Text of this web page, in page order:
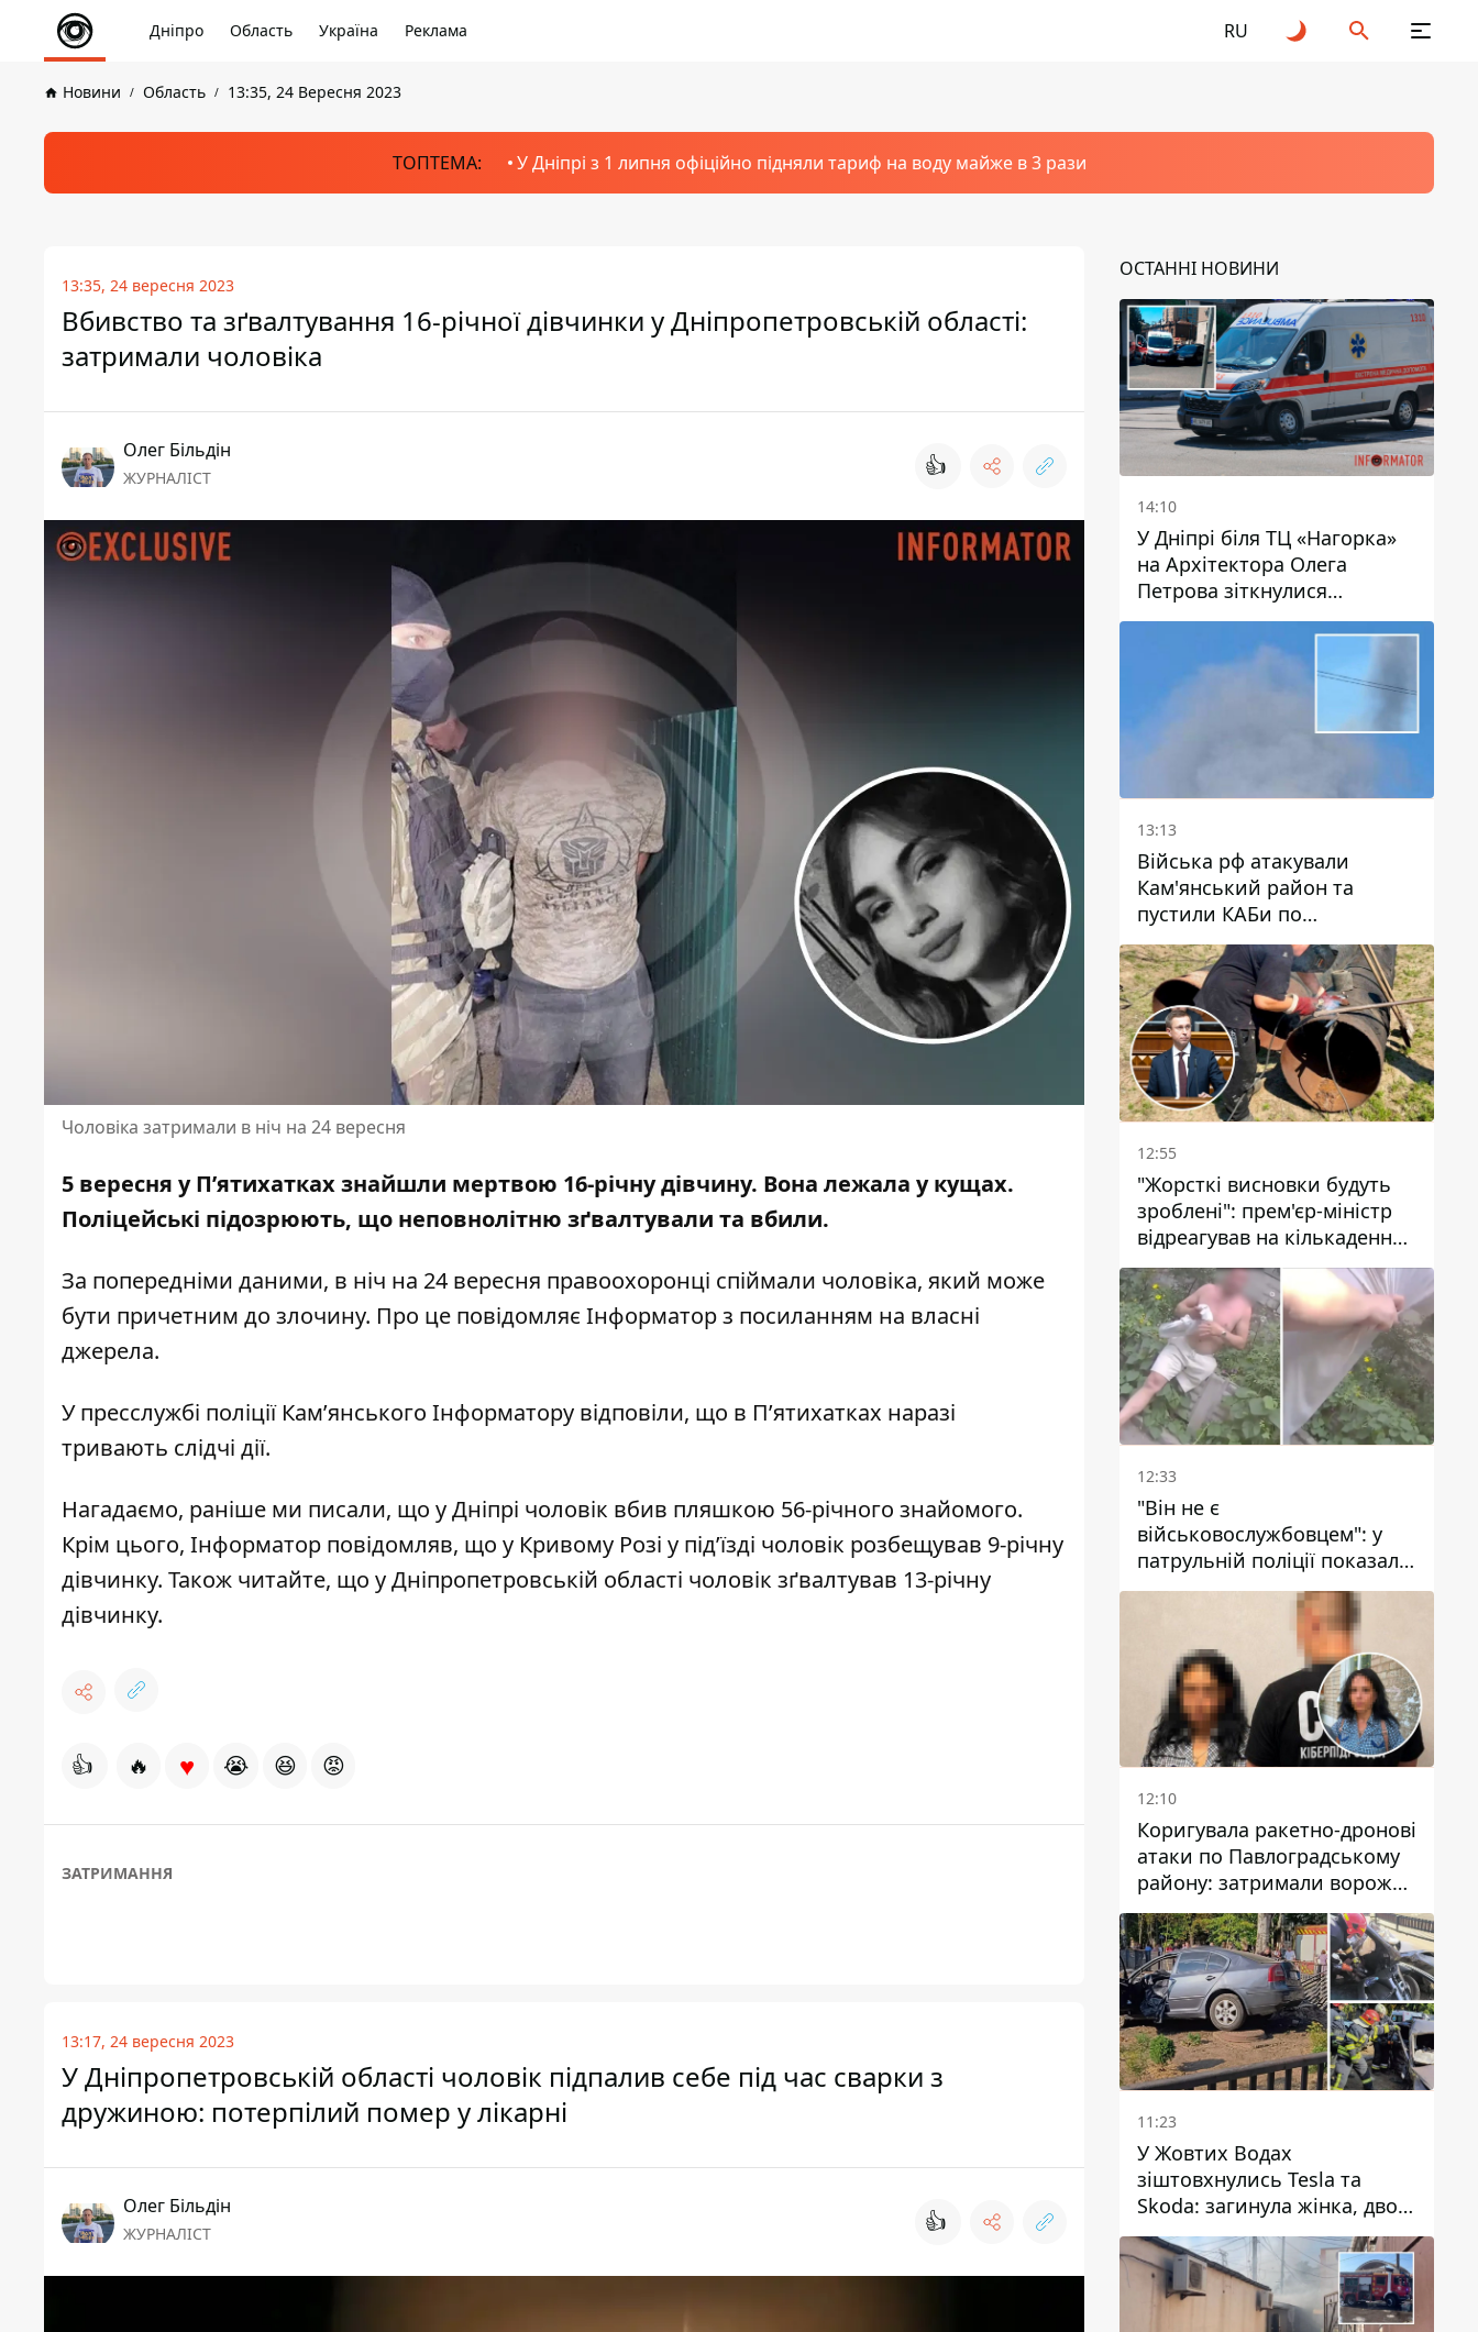
Дніпро Область Україна Реклама RU
Новини Область 13:35, 24 Вересня 2023
ТОПТЕМА: У Дніпрі з 1 липня офіційно підняли тариф на воду майже в 3 рази
13:35, 24 вересня 2023
Вбивство та зґвалтування 16-річної дівчинки у Дніпропетровській області:
затримали чоловіка
Олег Більдін
ЖУРНАЛІСТ 👍
Чоловіка затримали в ніч на 24 вересня
5 вересня у П’ятихаткахзнайшли мертвою 16-річну дівчину. Вона лежала у кущах.
Поліцейські підозрюють, що неповнолітню зґвалтували та вбили.
За попередніми даними, в ніч на 24 вересня правоохоронці спіймали чоловіка, який може
бути причетним до злочину. Про це повідомляє Інформатор з посиланням на власні
джерела.
У пресслужбі поліції Кам’янського Інформатору відповіли, що в П’ятихатках наразі
тривають слідчі дії.
Нагадаємо, раніше ми писали, що у Дніпрі чоловік вбив пляшкою 56-річного знайомого.
Крім цього, Інформатор повідомляв, що у Кривому Розі у під’їзді чоловік розбещував 9-річну
дівчинку. Також читайте, що у Дніпропетровській області чоловік зґвалтував 13-річну
дівчинку.
👍 🔥 ♥ 😭 😆 😡
ЗАТРИМАННЯ
13:17, 24 вересня 2023
У Дніпропетровській області чоловік підпалив себе під час сварки з
дружиною: потерпілий помер у лікарні
Олег Більдін
ЖУРНАЛІСТ 👍
ОСТАННІ НОВИНИ
14:10
У Дніпрі біля ТЦ «Нагорка»
на Архітектора Олега
Петрова зіткнулися
«швидка» та Toyota: трамваї
№5 затримуються
13:13
Війська рф атакували
Кам'янський район та
пустили КАБи по
Павлограду: постраждав
чоловік, в небо здіймається
стовп диму
12:55
"Жорсткі висновки будуть
зроблені": прем'єр-міністр
відреагував на кількаденну
відсутність води у Марганці
12:33
"Він не є
військовослужбовцем": у
патрульній поліції показали
відео конфлікту з чоловіком
без ноги на проспекті Поля
12:10
Коригувала ракетно-дронові
атаки по Павлоградському
району: затримали ворожу
агентку
11:23
У Жовтих Водах
зіштовхнулись Tesla та
Skoda: загинула жінка, двоє
людей постраждали